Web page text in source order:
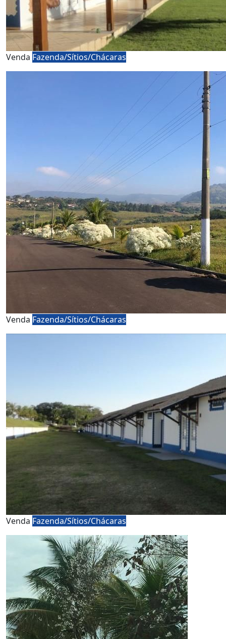
Venda Fazenda/Sítios/Chácaras
Venda Fazenda/Sítios/Chácaras
Venda Fazenda/Sítios/Chácaras